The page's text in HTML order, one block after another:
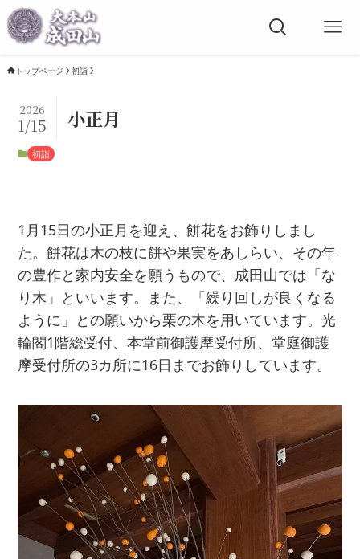
トップページ 初詣
小正月
2026
1/15
初詣
1月15日の小正月を迎え、餅花をお飾りしまし
た。餅花は木の枝に餅や果実をあしらい、その年
の豊作と家内安全を願うもので、成田山では「な
り木」といいます。また、「繰り回しが良くなる
ように」との願いから栗の木を用いています。光
輪閣1階総受付、本堂前御護摩受付所、堂庭御護
摩受付所の3カ所に16日までお飾りしています。